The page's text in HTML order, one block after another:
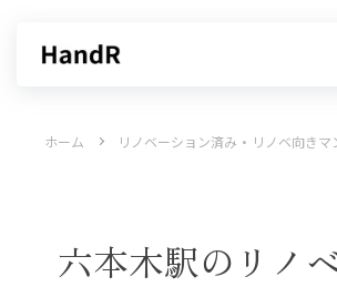
ホーム リノベーション済み・リノベ向き
六本木駅のリノ